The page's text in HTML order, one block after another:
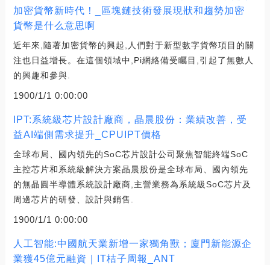
加密貨幣新時代！_區塊鏈技術發展現狀和趨勢加密
貨幣是什么意思啊
近年來,隨著加密貨幣的興起,人們對于新型數字貨幣項目的關
注也日益增長。在這個領域中,Pi網絡備受矚目,引起了無數人
的興趣和參與.
1900/1/1 0:00:00
IPT:系統級芯片設計廠商，晶晨股份：業績改善，受
益AI端側需求提升_CPUIPT價格
全球布局、國內領先的SoC芯片設計公司聚焦智能終端SoC
主控芯片和系統級解決方案晶晨股份是全球布局、國內領先
的無晶圓半導體系統設計廠商,主營業務為系統級SoC芯片及
周邊芯片的研發、設計與銷售.
1900/1/1 0:00:00
人工智能:中國航天業新增一家獨角獸；廈門新能源企
業獲45億元融資｜IT桔子周報_ANT